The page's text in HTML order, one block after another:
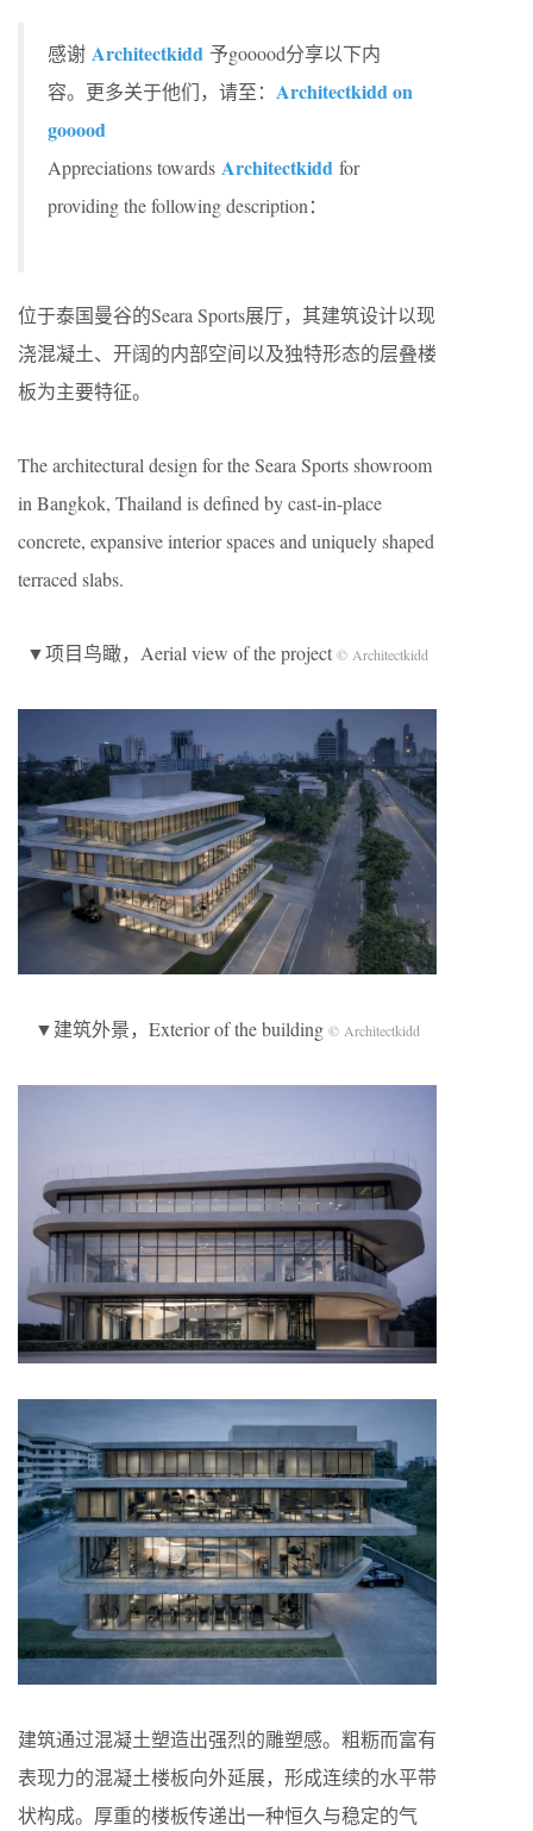
感谢 Architectkidd 予gooood分享以下内
容。更多关于他们，请至： Architectkidd on
gooood
Appreciations towards Architectkidd for
providing the following description：
位于泰国曼谷的Seara Sports展厅，其建筑设计以现
浇混凝土、开阔的内部空间以及独特形态的层叠楼
板为主要特征。
The architectural design for the Seara Sports showroom
in Bangkok, Thailand is defined by cast-in-place
concrete, expansive interior spaces and uniquely shaped
terraced slabs.
▼项目鸟瞰，Aerial view of the project © Architectkidd
▼建筑外景，Exterior of the building © Architectkidd
建筑通过混凝土塑造出强烈的雕塑感。粗粝而富有
表现力的混凝土楼板向外延展，形成连续的水平带
状构成。厚重的楼板传递出一种恒久与稳定的气